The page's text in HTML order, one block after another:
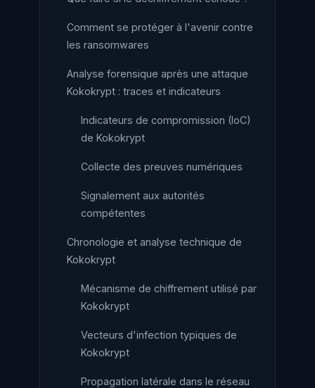
Comment se protéger à l'avenir contre
les ransomwares
Analyse forensique après une attaque
Kokokrypt : traces et indicateurs
Indicateurs de compromission (IoC)
de Kokokrypt
Collecte des preuves numériques
Signalement aux autorités
compétentes
Chronologie et analyse technique de
Kokokrypt
Mécanisme de chiffrement utilisé par
Kokokrypt
Vecteurs d'infection typiques de
Kokokrypt
Propagation latérale dans le réseau